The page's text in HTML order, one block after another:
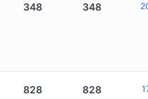
348 348
828 828